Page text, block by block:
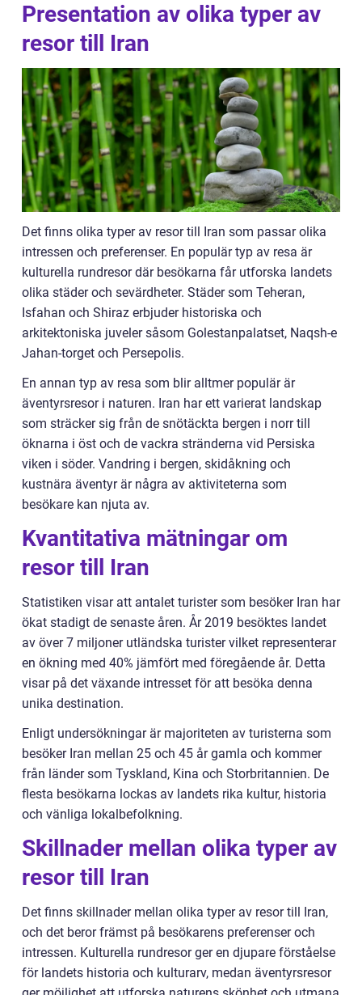
Presentation av olika typer av
resor till Iran
Det finns olika typer av resor till Iran som passar olika
intressen och preferenser. En populär typ av resa är
kulturella rundresor där besökarna får utforska landets
olika städer och sevärdheter. Städer som Teheran,
Isfahan och Shiraz erbjuder historiska och
arkitektoniska juveler såsom Golestanpalatset, Naqsh-e
Jahan-torget och Persepolis.
En annan typ av resa som blir alltmer populär är
äventyrsresor i naturen. Iran har ett varierat landskap
som sträcker sig från de snötäckta bergen i norr till
öknarna i öst och de vackra stränderna vid Persiska
viken i söder. Vandring i bergen, skidåkning och
kustnära äventyr är några av aktiviteterna som
besökare kan njuta av.
Kvantitativa mätningar om
resor till Iran
Statistiken visar att antalet turister som besöker Iran har
ökat stadigt de senaste åren. År 2019 besöktes landet
av över 7 miljoner utländska turister vilket representerar
en ökning med 40% jämfört med föregående år. Detta
visar på det växande intresset för att besöka denna
unika destination.
Enligt undersökningar är majoriteten av turisterna som
besöker Iran mellan 25 och 45 år gamla och kommer
från länder som Tyskland, Kina och Storbritannien. De
flesta besökarna lockas av landets rika kultur, historia
och vänliga lokalbefolkning.
Skillnader mellan olika typer av
resor till Iran
Det finns skillnader mellan olika typer av resor till Iran,
och det beror främst på besökarens preferenser och
intressen. Kulturella rundresor ger en djupare förståelse
för landets historia och kulturarv, medan äventyrsresor